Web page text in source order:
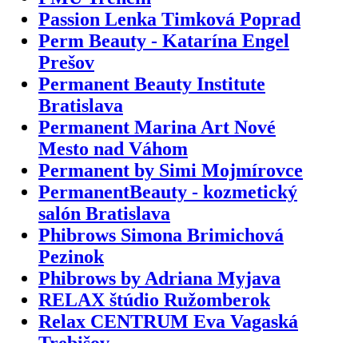
Passion Lenka Timková Poprad
Perm Beauty - Katarína Engel
Prešov
Permanent Beauty Institute
Bratislava
Permanent Marina Art Nové
Mesto nad Váhom
Permanent by Simi Mojmírovce
PermanentBeauty - kozmetický
salón Bratislava
Phibrows Simona Brimichová
Pezinok
Phibrows by Adriana Myjava
RELAX štúdio Ružomberok
Relax CENTRUM Eva Vagaská